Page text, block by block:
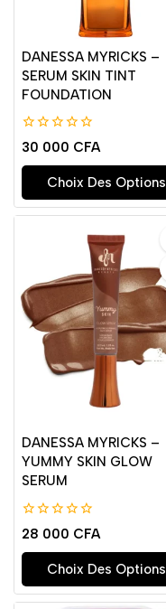
DANESSA MYRICKS –
SERUM SKIN TINT
FOUNDATION
0
de
5
30 000 CFA
Choix Des Options
DANESSA MYRICKS –
YUMMY SKIN GLOW
SERUM
0
de
5
28 000 CFA
Choix Des Options